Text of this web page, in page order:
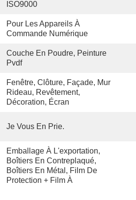
ISO9000
Pour Les Appareils À
Commande Numérique
Couche En Poudre, Peinture
Pvdf
Fenêtre, Clôture, Façade, Mur
Rideau, Revêtement,
Décoration, Écran
Je Vous En Prie.
Emballage À L'exportation,
Boîtiers En Contreplaqué,
Boîtiers En Métal, Film De
Protection + Film À